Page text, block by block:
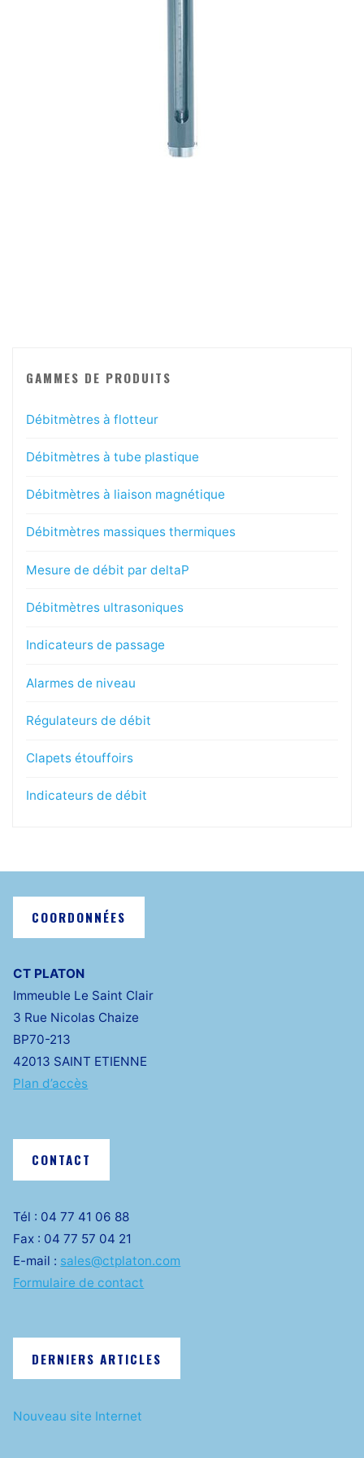
GAMMES DE PRODUITS
Débitmètres à flotteur
Débitmètres à tube plastique
Débitmètres à liaison magnétique
Débitmètres massiques thermiques
Mesure de débit par deltaP
Débitmètres ultrasoniques
Indicateurs de passage
Alarmes de niveau
Régulateurs de débit
Clapets étouffoirs
Indicateurs de débit
COORDONNÉES
CT PLATON
Immeuble Le Saint Clair
3 Rue Nicolas Chaize
BP70-213
42013 SAINT ETIENNE
Plan d’accès
CONTACT
Tél : 04 77 41 06 88
Fax : 04 77 57 04 21
E-mail : sales@ctplaton.com
Formulaire de contact
DERNIERS ARTICLES
Nouveau site Internet